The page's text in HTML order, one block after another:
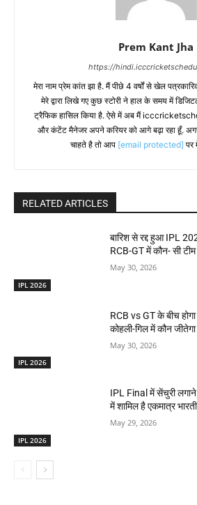
Prem Kant Jha
https://
मेरा नाम प्रेम कांत झा है. मैं पीछे 4 वर्षों से खेल
मेरे द्वारा लिखे गए कुछ स्टोरी ने हाल के समय में
ट्रैफिक हासिल किया है. ऐसे में अब मैं
और कंटेंट मैनेजर अपने करियर को आगे बढ़ा रहा हूँ.
चाहते है तो आप [email protected] पर
RELATED ARTICLES
IPL 2026
बारिश से रद्द हुआ IPL
RCB-GT में कौन- सी
May 30, 2026
IPL 2026
RCB vs GT के बीच
कोहली-गिल में कौन
May 30, 2026
IPL 2026
IPL Final में सेंचुरी लगाने
में शामिल है एकमात्र
May 29, 2026